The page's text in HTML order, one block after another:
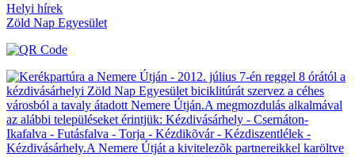
Helyi hírek
Zöld Nap Egyesület